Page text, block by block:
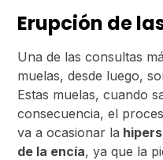
Erupción de
Una de las consultas
muelas, desde luego,
Estas muelas, cuando
consecuencia, el
va a ocasionar la
de la encía, ya que la